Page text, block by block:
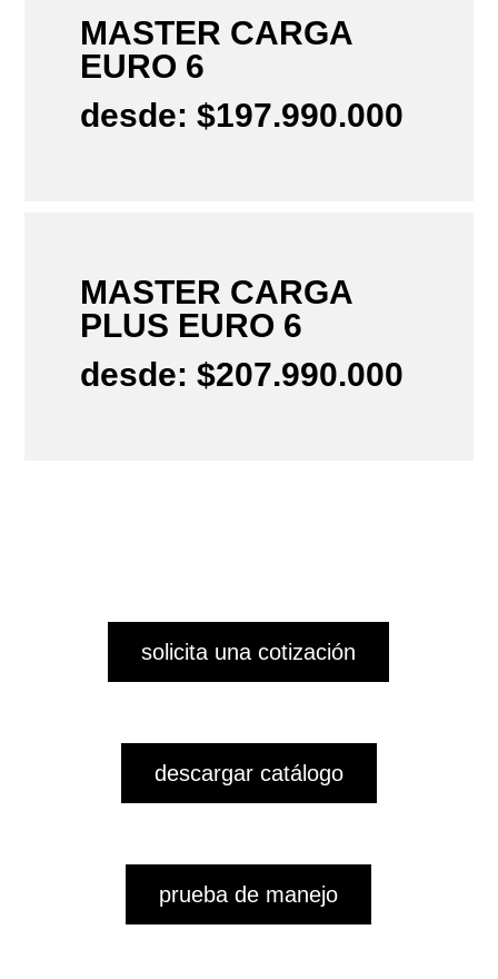
MASTER CARGA
EURO 6
desde: $197.990.000
MASTER CARGA
PLUS EURO 6
desde: $207.990.000
solicita una cotización
descargar catálogo
prueba de manejo